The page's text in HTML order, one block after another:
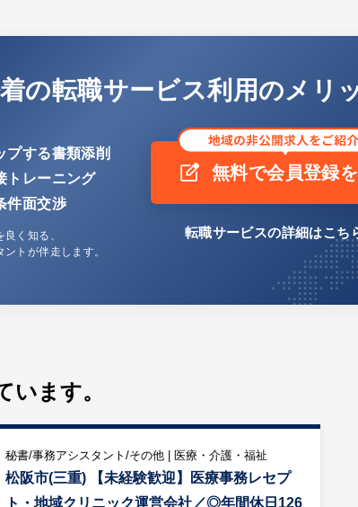
の転職サービス利用のメリ
プする書類添削
トレーニング
件面交渉
く知る、
トが伴走します。
無料で会員登録
転職サービスの詳細はこち
います。
秘書/事務アシスタント/その他 | 医療・介護・福祉
松阪市(三重) 【未経験歓迎】医療事務レセプ
ト・地域クリニック運営会社／◎年間休日126